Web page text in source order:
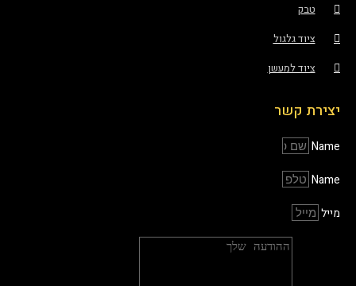
טבק
ציוד גלגול
ציוד למעשן
יצירת קשר
Name
Name
מייל